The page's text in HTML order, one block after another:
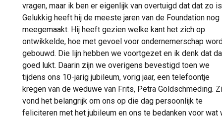
vragen, maar ik ben er eigenlijk van overtuigd dat dat zo
Gelukkig heeft hij de meeste jaren van de Foundation nog
meegemaakt. Hij heeft gezien welke kant het zich op
ontwikkelde, hoe met gevoel voor ondernemerschap
gebouwd. Die lijn hebben we voortgezet en ik denk dat
goed lukt. Daarin zijn we overigens bevestigd toen we
tijdens ons 10-jarig jubileum, vorig jaar, een telefoontje
kregen van de weduwe van Frits, Petra Goldschmeding.
vond het belangrijk om ons op die dag persoonlijk te
feliciteren met het jubileum en ons te bedanken voor wat